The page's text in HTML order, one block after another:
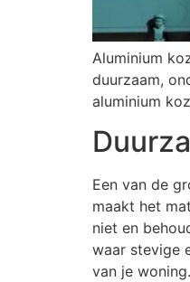
Aluminium
duurzaam,
aluminium
Een van de
maakt het
niet en
waar stevige
van je woning.